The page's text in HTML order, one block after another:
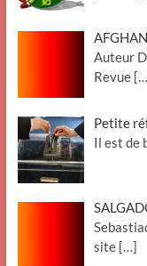
Auteur
Revue
Petite
Il est de
site […]